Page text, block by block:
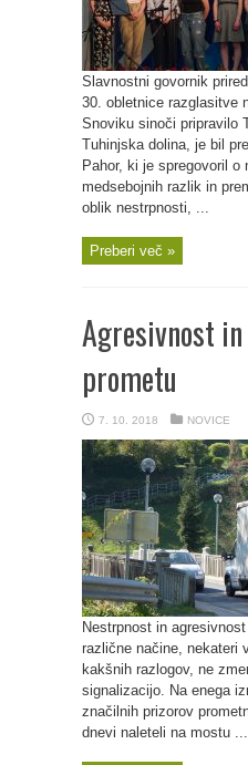
Slavnostni govornik
30. obletnice razglasitve
Snoviku sinoči pripravilo
Tuhinjska dolina, je bil
Pahor, ki je spregovoril o
medsebojnih razlik in
oblik nestrpnosti, ...
Preberi več »
Agresivnost
prometu
7. 10. 2018 NOVICE
Nestrpnost in
različne načine, nekateri
kakšnih razlogov, ne
signalizacijo. Na enega
značilnih prizorov
dnevi naleteli na mostu ...